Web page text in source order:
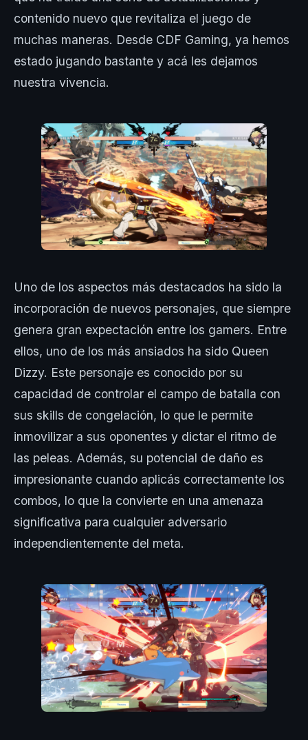
contenido nuevo que revitaliza el juego de
muchas maneras. Desde CDF Gaming, ya hemos
estado jugando bastante y acá les dejamos
nuestra vivencia.
Uno de los aspectos más destacados ha sido la
incorporación de nuevos personajes, que siempre
genera gran expectación entre los gamers. Entre
ellos, uno de los más ansiados ha sido Queen
Dizzy. Este personaje es conocido por su
capacidad de controlar el campo de batalla con
sus skills de congelación, lo que le permite
inmovilizar a sus oponentes y dictar el ritmo de
las peleas. Además, su potencial de daño es
impresionante cuando aplicás correctamente los
combos, lo que la convierte en una amenaza
significativa para cualquier adversario
independientemente del meta.